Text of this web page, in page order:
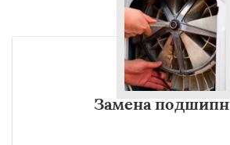
Замена
Даю согласие на обработку